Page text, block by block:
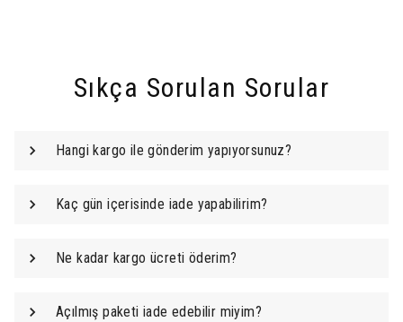
Sıkça Sorulan Sorular
Hangi kargo ile gönderim yapıyorsunuz?
Kaç gün içerisinde iade yapabilirim?
Ne kadar kargo ücreti öderim?
Açılmış paketi iade edebilir miyim?